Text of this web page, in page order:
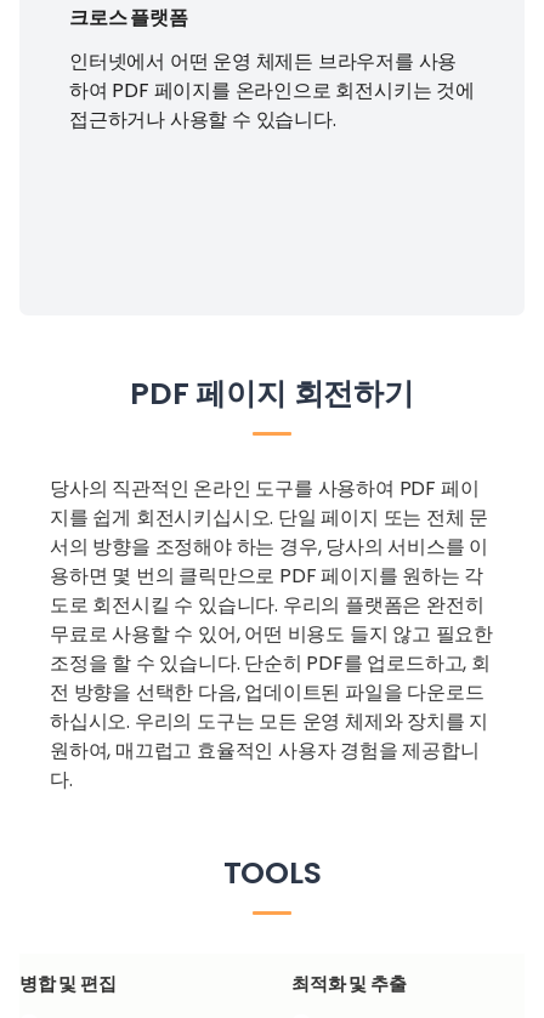
크로스 플랫폼
인터넷에서 어떤 운영 체제든 브라우저를 사용
하여 PDF 페이지를 온라인으로 회전시키는 것에
접근하거나 사용할 수 있습니다.
PDF 페이지 회전하기
당사의 직관적인 온라인 도구를 사용하여 PDF 페이
지를 쉽게 회전시키십시오. 단일 페이지 또는 전체 문
서의 방향을 조정해야 하는 경우, 당사의 서비스를 이
용하면 몇 번의 클릭만으로 PDF 페이지를 원하는 각
도로 회전시킬 수 있습니다. 우리의 플랫폼은 완전히
무료로 사용할 수 있어, 어떤 비용도 들지 않고 필요한
조정을 할 수 있습니다. 단순히 PDF를 업로드하고, 회
전 방향을 선택한 다음, 업데이트된 파일을 다운로드
하십시오. 우리의 도구는 모든 운영 체제와 장치를 지
원하여, 매끄럽고 효율적인 사용자 경험을 제공합니
다.
TOOLS
병합 및 편집
최적화 및 추출